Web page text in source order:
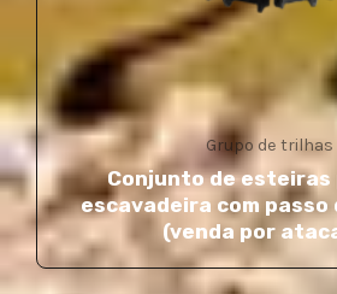
Grupo de trilhas
Conjunto de esteiras
escavadeira com passo
(venda por